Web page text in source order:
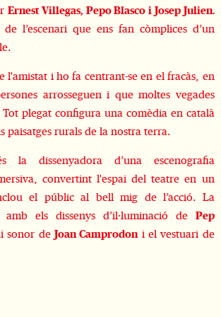
Ernest Villegas, Pepo Blasco i Josep Julien.
l’escenari que ens fan còmplices d’un
l'amistat i ho fa centrant-se en el fracàs, en
arrosseguen i que moltes vegades
plegat configura una comèdia en català
paisatges rurals de la nostra terra.
dissenyadora d’una escenografia
convertint l'espai del teatre en un
el públic al bell mig de l’acció. La
els dissenys d’il·luminació de Pep
sonor de Joan Camprodoni el vestuari de